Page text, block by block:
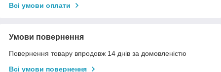
Всі умови оплати
Умови повернення
Повернення товару впродовж 14 днів за домовленістю
Всі умови повернення